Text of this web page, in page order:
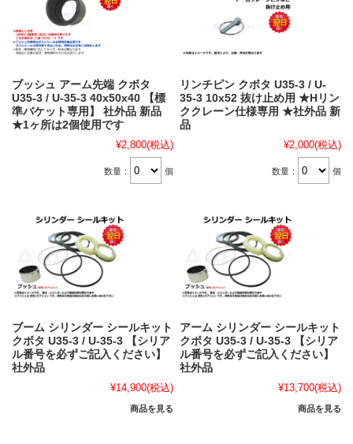
ブッシュ アーム先端 クボタ
U35-3 / U-35-3 40x50x40 【標
準バケット専用】 社外品 新品
★1ヶ所は2個使用です
¥2,800(税込)
数量： 個
リンチピン クボタ U35-3 / U-
35-3 10x52 抜け止め用 ★Hリン
ククレーン仕様専用 ★社外品 新
品
¥2,000(税込)
数量： 個
ブーム シリンダー シールキット
クボタ U35-3 / U-35-3 【シリア
ル番号を必ずご記入ください】
社外品
¥14,900(税込)
商品を見る
アーム シリンダー シールキット
クボタ U35-3 / U-35-3 【シリア
ル番号を必ずご記入ください】
社外品
¥13,700(税込)
商品を見る